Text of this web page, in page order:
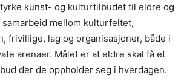
kunst- og kulturtilbudet til eldre og
mellom kulturfeltet,
frivillige, lag og organisasjoner, både i
arenaer. Målet er at eldre skal få et
der de oppholder seg i hverdagen.